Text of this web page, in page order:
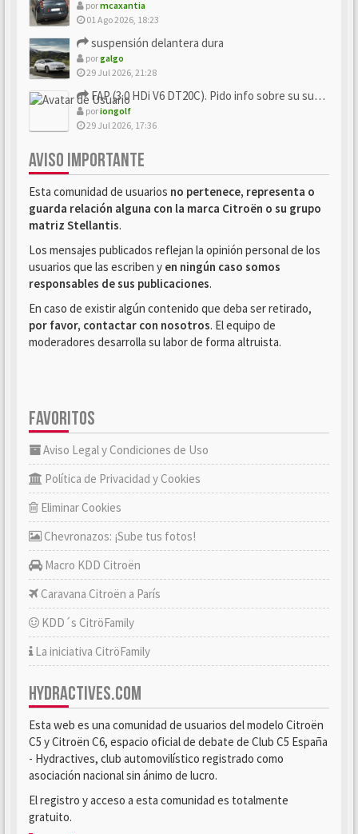
pormcaxantia
01 Ago 2026, 18:23
suspensión delantera dura
porgalgo
29 Jul 2026, 21:28
FAP (3.0 HDi V6 DT20C). Pido info sobre su sustitución
poriongolf
29 Jul 2026, 17:36
AVISO IMPORTANTE
Esta comunidad de usuarios no pertenece, representa o
guarda relación alguna con la marca Citroën o su grupo
matriz Stellantis.
Los mensajes publicados reflejan la opinión personal de los
usuarios que las escriben y en ningún caso somos
responsables de sus publicaciones.
En caso de existir algún contenido que deba ser retirado,
por favor, contactar con nosotros. El equipo de
moderadores desarrolla su labor de forma altruista.
FAVORITOS
Aviso Legal y Condiciones de Uso
Política de Privacidad y Cookies
Eliminar Cookies
Chevronazos: ¡Sube tus fotos!
Macro KDD Citroën
Caravana Citroën a París
KDD´s CitröFamily
La iniciativa CitröFamily
HYDRACTIVES.COM
Esta web es una comunidad de usuarios del modelo Citroën
C5 y Citroën C6, espacio oficial de debate de Club C5 España
- Hydractives, club automovilístico registrado como
asociación nacional sin ánimo de lucro.
El registro y acceso a esta comunidad es totalmente
gratuito.